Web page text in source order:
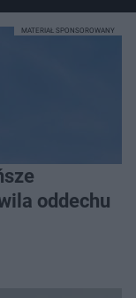
oddechu
MATERIAŁ SPONSOROWANY